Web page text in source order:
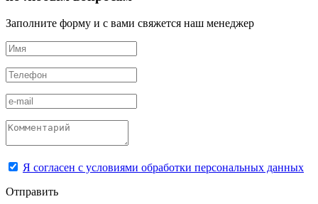
Заполните форму и с вами свяжется наш менеджер
Я согласен с условиями обработки персональных данных
Отправить